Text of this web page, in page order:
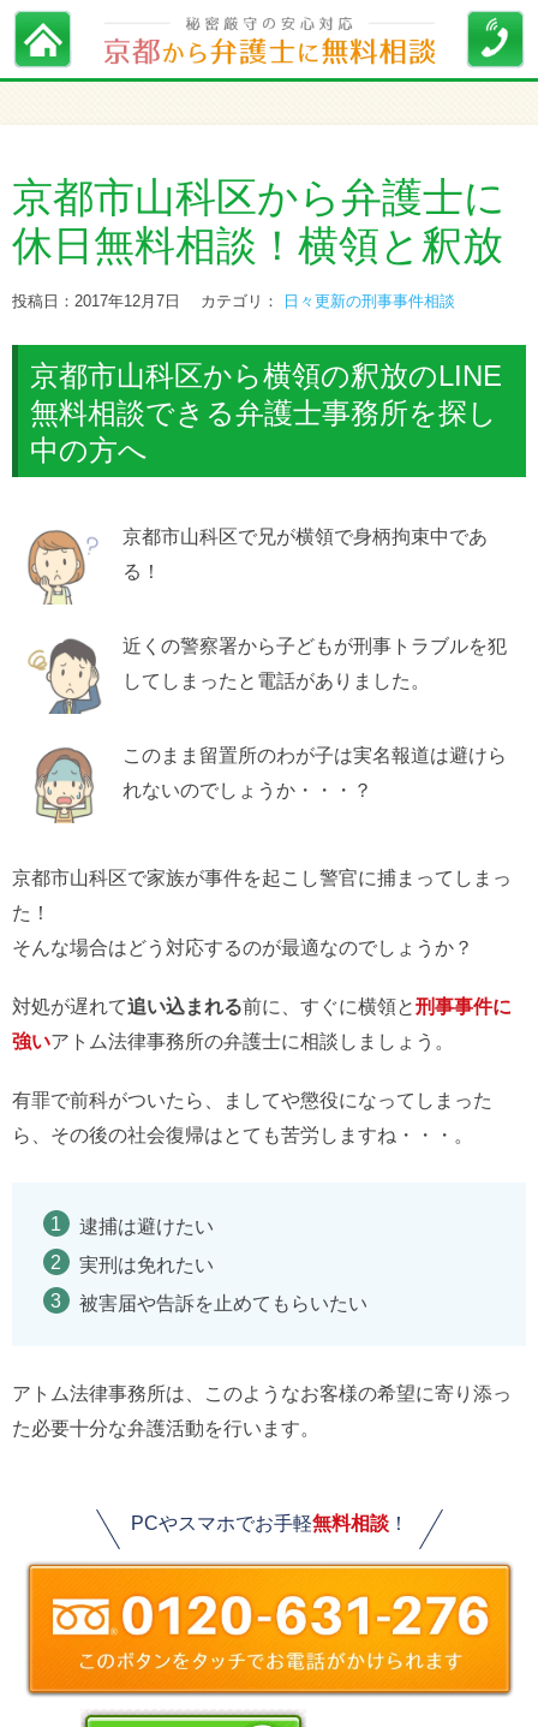
京都市山科区から弁護士に
休日無料相談！横領と釈放
投稿日：2017年12月7日 カテゴリ： 日々更新の刑事事件相談
京都市山科区から横領の釈放のLINE
無料相談できる弁護士事務所を探し
中の方へ
京都市山科区で兄が横領で身柄拘束中であ
る！
近くの警察署から子どもが刑事トラブルを犯
してしまったと電話がありました。
このまま留置所のわが子は実名報道は避けら
れないのでしょうか・・・？
京都市山科区で家族が事件を起こし警官に捕まってしまっ
た！
そんな場合はどう対応するのが最適なのでしょうか？
対処が遅れて追い込まれる前に、すぐに横領と刑事事件に
強いアトム法律事務所の弁護士に相談しましょう。
有罪で前科がついたら、ましてや懲役になってしまった
ら、その後の社会復帰はとても苦労しますね・・・。
逮捕は避けたい
実刑は免れたい
被害届や告訴を止めてもらいたい
アトム法律事務所は、このようなお客様の希望に寄り添っ
た必要十分な弁護活動を行います。
PCやスマホでお手軽無料相談！